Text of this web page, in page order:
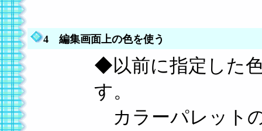
4 編集画面上の色を使う
◆以前に指定した
す。
カラーパレット